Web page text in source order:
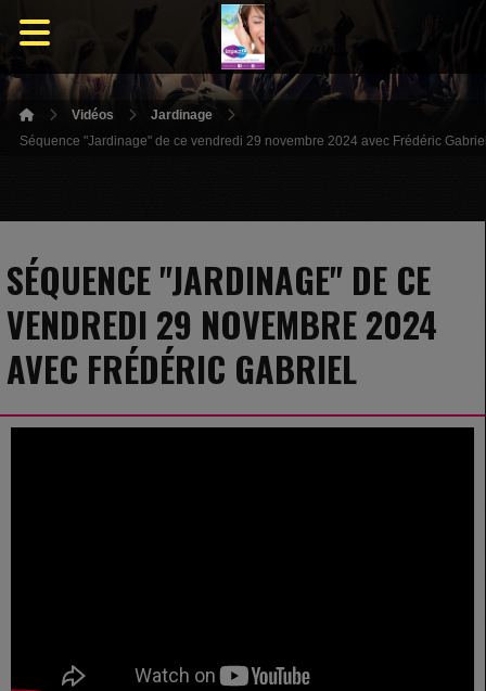
Vidéos
Jardinage
Séquence "Jardinage" de ce vendredi 29 novembre 2024 avec Frédéric
SÉQUENCE "JARDINAGE" DE CE
VENDREDI 29 NOVEMBRE 2024
AVEC FRÉDÉRIC GABRIEL